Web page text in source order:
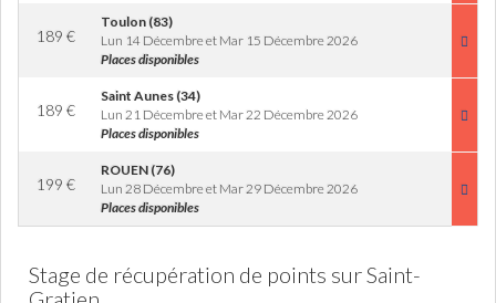
189 €
Toulon (83)
Lun 14 Décembre et Mar 15 Décembre 2026
Places disponibles
189 €
Saint Aunes (34)
Lun 21 Décembre et Mar 22 Décembre 2026
Places disponibles
199 €
ROUEN (76)
Lun 28 Décembre et Mar 29 Décembre 2026
Places disponibles
Stage de récupération de points sur Saint-